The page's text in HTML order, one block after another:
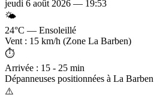
jeudi 6 août 2026 — 19:53
🌤️
24°C — Ensoleillé
Vent : 15 km/h (Zone La Barben)
⏱️
Arrivée : 15 - 25 min
Dépanneuses positionnées à La Barben
⚠️